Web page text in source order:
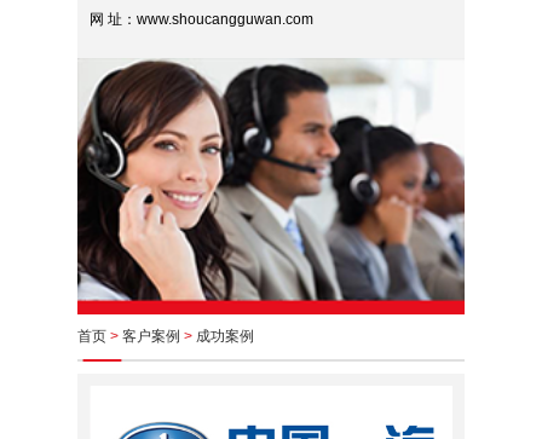
网 址：www.shoucangguwan.com
首页 > 客户案例 > 成功案例